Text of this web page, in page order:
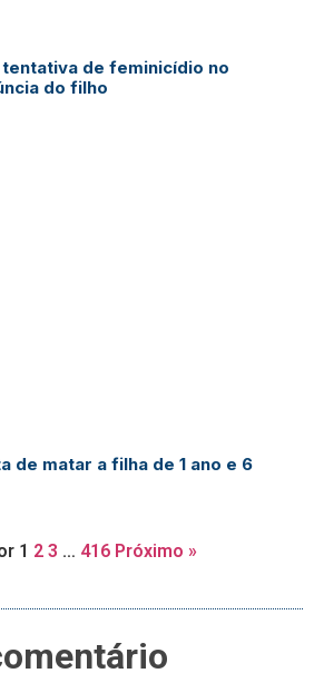
de feminicídio no
do filho
de matar a filha de 1 ano e 6
1 2 3 … 416 Próximo »